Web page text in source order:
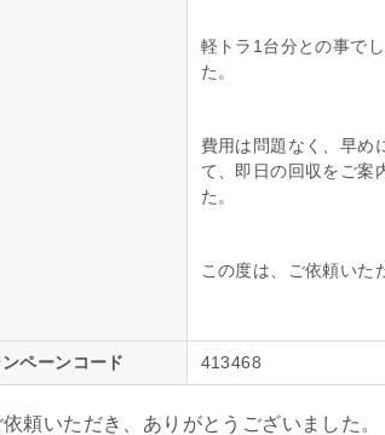
軽トラ1台分との事で
た。
費用は問題なく、早め
て、即日の回収をご案
た。
この度は、ご依頼いた
ペーンコード 413468
頼いただき、ありがとうございました。